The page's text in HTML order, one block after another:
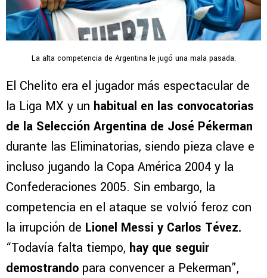
La alta competencia de Argentina le jugó una mala pasada.
El Chelito era el jugador más espectacular de
la Liga MX y un habitual en las convocatorias
de la Selección Argentina de José Pékerman
durante las Eliminatorias, siendo pieza clave e
incluso jugando la Copa América 2004 y la
Confederaciones 2005. Sin embargo, la
competencia en el ataque se volvió feroz con
la irrupción de Lionel Messi y Carlos Tévez.
“Todavía falta tiempo, hay que seguir
demostrando para convencer a Pekerman”,